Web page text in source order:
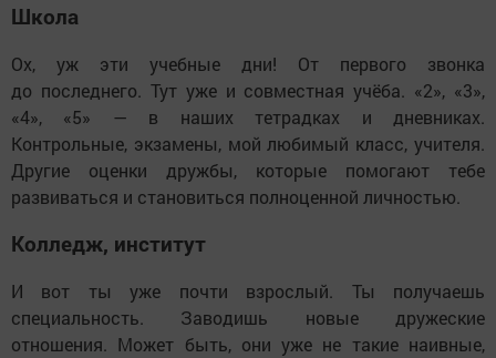
Школа
Ох, уж эти учебные дни! От первого звонка
до последнего. Тут уже и совместная учёба. «2», «3»,
«4», «5» — в наших тетрадках и дневниках.
Контрольные, экзамены, мой любимый класс, учителя.
Другие оценки дружбы, которые помогают тебе
развиваться и становиться полноценной личностью.
Колледж, институт
И вот ты уже почти взрослый. Ты получаешь
специальность. Заводишь новые дружеские
отношения. Может быть, они уже не такие наивные,